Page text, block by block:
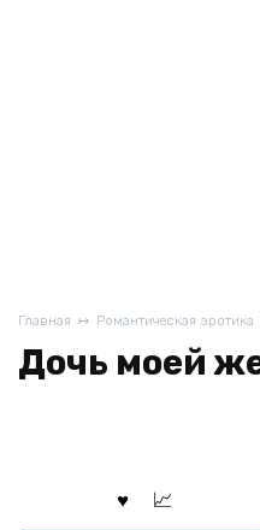
Главная Романтическая эротика
Дочь моей